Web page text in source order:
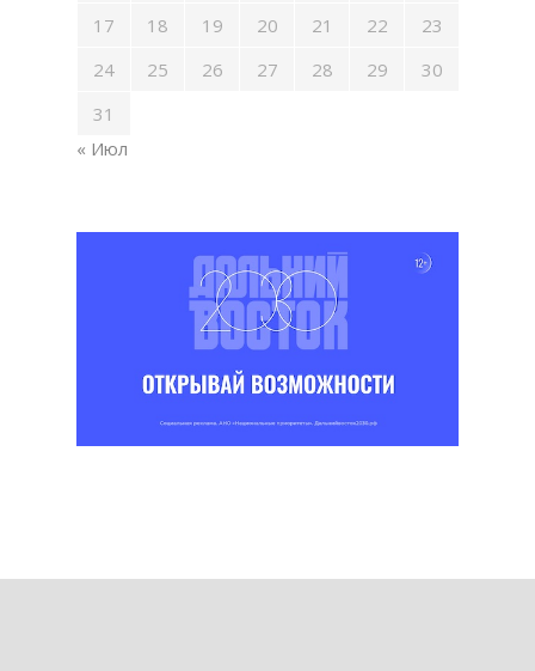
17
18 19 20 21 22
23
24
25 26 27 28 29
30
31
« Июл